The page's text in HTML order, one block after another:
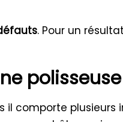
. Pour un
comporte plusieurs